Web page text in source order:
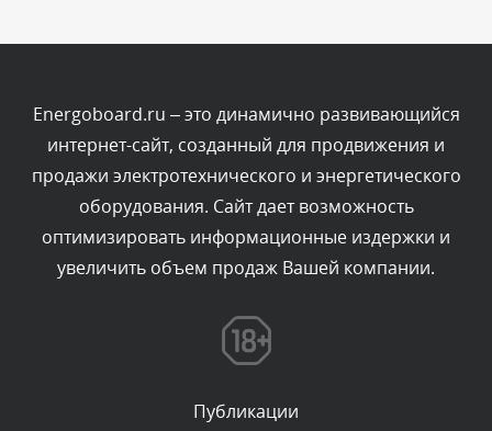
Комментарий проверяется
Текст комментария будет виден после проверки
администратором.
Сегодня, в 08:46
Комментарий проверяется
Текст комментария будет виден после проверки
Комментарий проверяется
Energoboard.ru – это динамично развивающийся
интернет-сайт, созданный для продвижения и
продажи электротехнического и энергетического
оборудования. Сайт дает возможность
оптимизировать информационные издержки и
увеличить объем продаж Вашей компании.
Публикации